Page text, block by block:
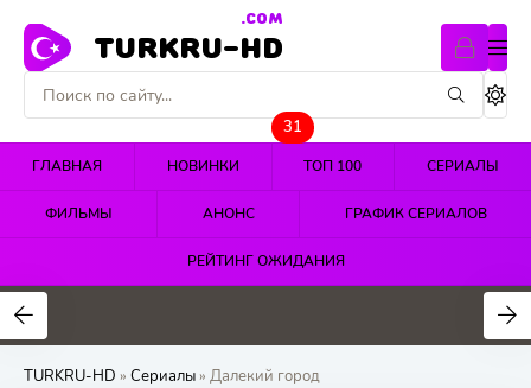
TURKRU-HD
.COM
ГЛАВНАЯ НОВИНКИ
31
ТОП 100 СЕРИАЛЫ
ФИЛЬМЫ АНОНС ГРАФИК СЕРИАЛОВ
РЕЙТИНГ ОЖИДАНИЯ
4.4
TURKRU-HD » Сериалы» Далекий город